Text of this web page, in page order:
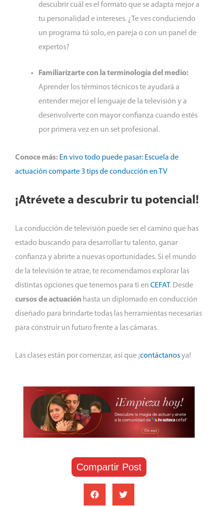
descubrir cuál es el formato que se adapta mejor a
tu personalidad e intereses. ¿Te ves conduciendo
un programa tú solo, en pareja o con un panel de
expertos?
Familiarizarte con la terminología del medio:
Aprender los términos técnicos te ayudará a
entender mejor el lenguaje de la televisión y a
desenvolverte con mayor confianza cuando estés
por primera vez en un set profesional.
Conoce más: En vivo todo puede pasar: Escuela de
actuación comparte 3 tips de conducción en TV
¡Atrévete a descubrir tu potencial!
La conducción de televisión puede ser el camino que has
estado buscando para desarrollar tu talento, ganar
confianza y abrirte a nuevas oportunidades. Si el mundo
de la televisión te atrae, te recomendamos explorar las
distintas opciones que tenemos para ti enCEFAT. Desde
cursos de actuación hasta un diplomado en conducción
diseñado para brindarte todas las herramientas necesarias
para construir un futuro frente a las cámaras.
Las clases están por comenzar, así que ¡contáctanosya!
Compartir Post